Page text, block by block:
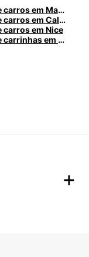
Aluguer de carros em Madrid
Aluguer de carros em Caldas da Rainha
carros em Nice
Aluguer de carrinhas em Santa Maria da Feira